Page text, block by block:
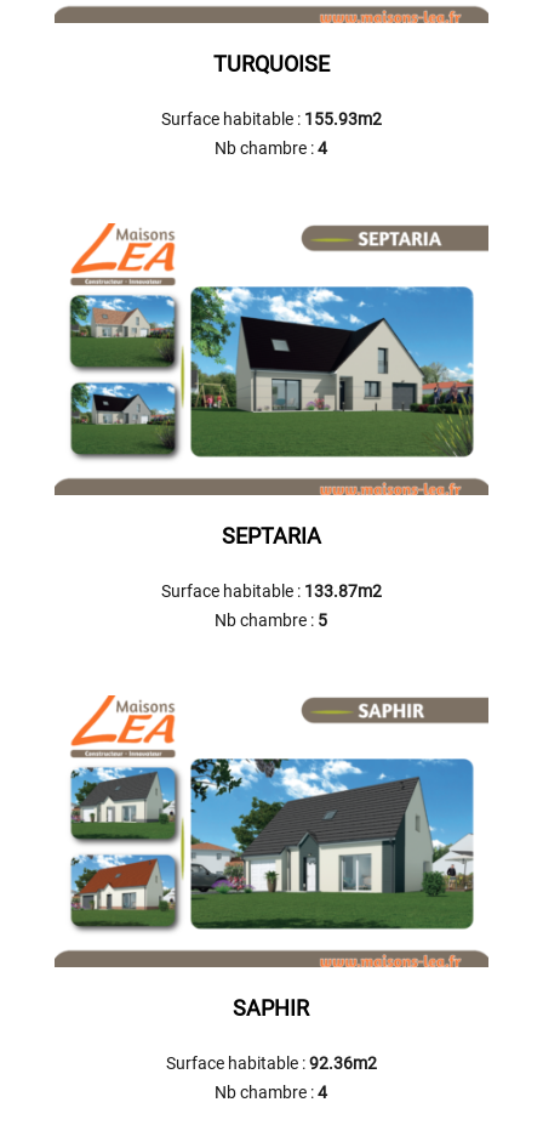
TURQUOISE
Surface habitable : 155.93m2
Nb chambre :4
SEPTARIA
Surface habitable : 133.87m2
Nb chambre : 5
SAPHIR
Surface habitable :92.36m2
Nb chambre :4